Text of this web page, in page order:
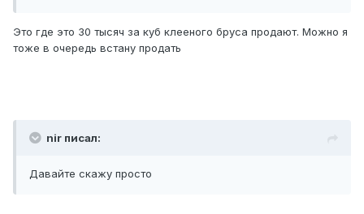
Это где это 30 тысяч за куб клееного бруса продают. Можно я
тоже в очередь встану продать
nir писал:
Давайте скажу просто